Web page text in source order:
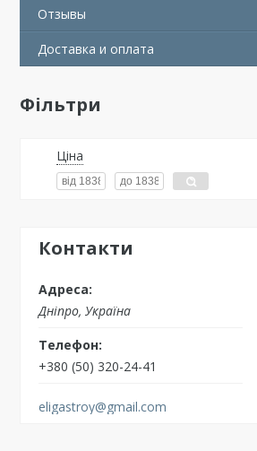
Отзывы
Доставка и оплата
Фільтри
Ціна
Контакти
Дніпро, Україна
+380 (50) 320-24-41
eligastroy@gmail.com